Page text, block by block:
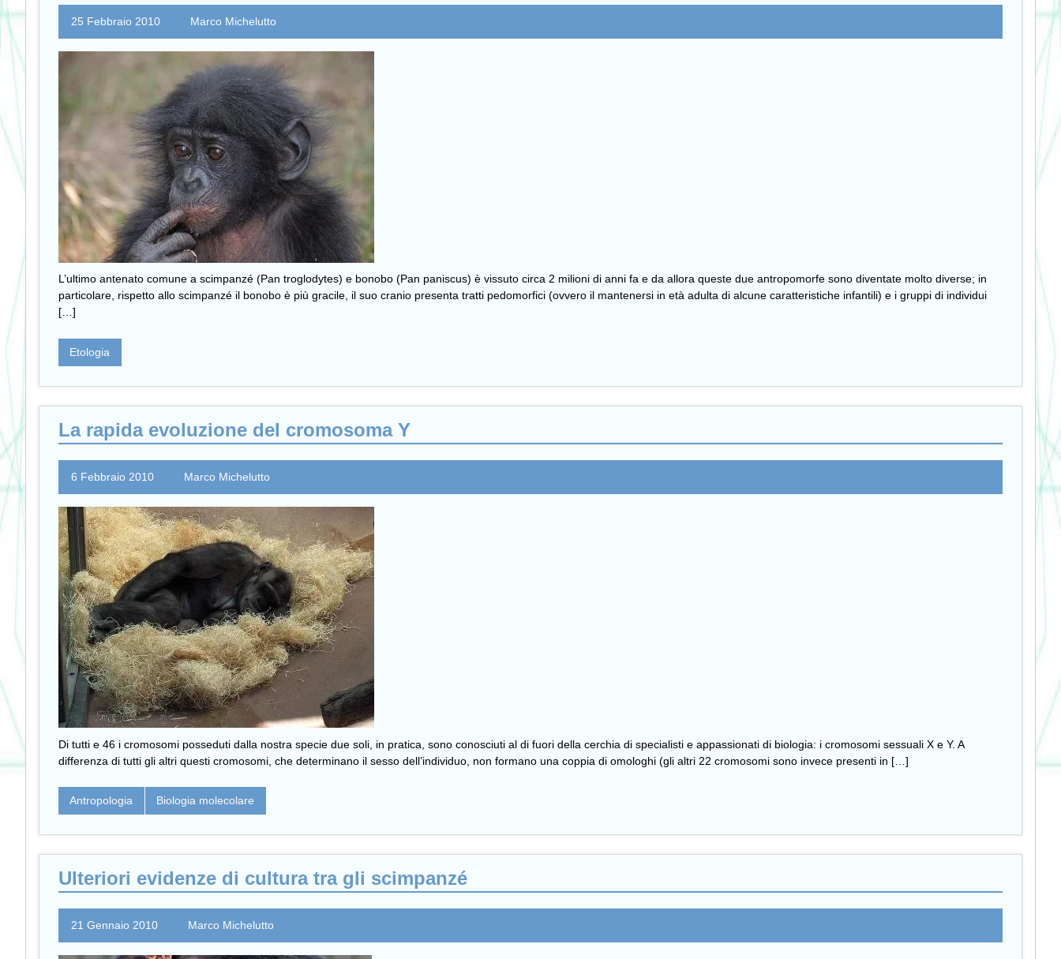
25 Febbraio 2010 Marco Michelutto
L’ultimo antenato comune a scimpanzé (Pan troglodytes) e bonobo (Pan paniscus) è vissuto circa 2 milioni di anni fa e da allora queste due antropomorfe sono diventate molto diverse; in
particolare, rispetto allo scimpanzé il bonobo è più gracile, il suo cranio presenta tratti pedomorfici (ovvero il mantenersi in età adulta di alcune caratteristiche infantili) e i gruppi di individui
[…]
Etologia
La rapida evoluzione del cromosoma Y
6 Febbraio 2010 Marco Michelutto
Di tutti e 46 i cromosomi posseduti dalla nostra specie due soli, in pratica, sono conosciuti al di fuori della cerchia di specialisti e appassionati di biologia: i cromosomi sessuali X e Y. A
differenza di tutti gli altri questi cromosomi, che determinano il sesso dell’individuo, non formano una coppia di omologhi (gli altri 22 cromosomi sono invece presenti in […]
Antropologia Biologia molecolare
Ulteriori evidenze di cultura tra gli scimpanzé
21 Gennaio 2010 Marco Michelutto